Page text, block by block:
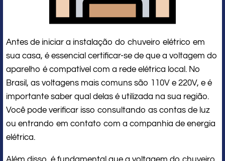
Antes de iniciar a instalação do chuveiro elétrico em
sua casa, é essencial certificar-se de que a voltagem do
aparelho é compatível com a rede elétrica local. No
Brasil, as voltagens mais comuns são 110V e 220V, e é
importante saber qual delas é utilizada na sua região.
Você pode verificar isso consultando as contas de luz
ou entrando em contato com a companhia de energia
elétrica.